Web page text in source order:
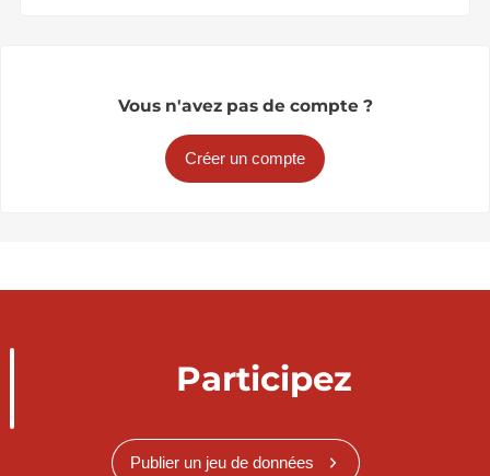
Vous n'avez pas de compte ?
Créer un compte
Participez
Publier un jeu de données